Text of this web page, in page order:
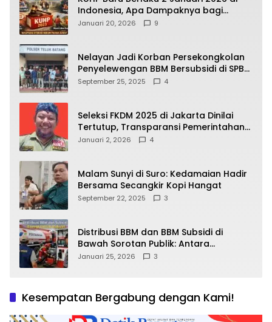
Indonesia, Apa Dampaknya bagi
Kehidupan Warga? Ini Aturan Kunci
Januari 20, 2026 9
Nelayan Jadi Korban Persekongkolan
Penyelewengan BBM Bersubsidi di SPBU
64.78809 Teluk Batang
September 25, 2025 4
Seleksi FKDM 2025 di Jakarta Dinilai
Tertutup, Transparansi Pemerintahan
Pramono–Rano Dipertanyakan
Januari 2, 2026 4
Malam Sunyi di Suro: Kedamaian Hadir
Bersama Secangkir Kopi Hangat
September 22, 2025 3
Distribusi BBM dan BBM Subsidi di
Bawah Sorotan Publik: Antara
Kepentingan Negara, Hak Konsumen,
Januari 25, 2026 3
Kesempatan Bergabung dengan Kami!